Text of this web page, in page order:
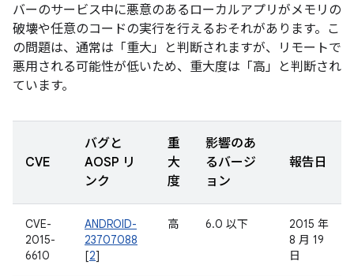
バーのサービス中に悪意のあるローカルアプリがメモリの
破壊や任意のコードの実行を行えるおそれがあります。こ
の問題は、通常は「重大」と判断されますが、リモートで
悪用される可能性が低いため、重大度は「高」と判断され
ています。
CVE
バグと
AOSP リ
ンク
重
大
度
影響のあ
るバージ
ョン
報告日
CVE-
2015-
6610
ANDROID-
23707088
[2]
高 6.0 以下
2015 年
8 月 19
日